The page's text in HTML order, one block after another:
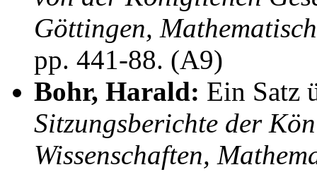
Göttingen,
pp. 441-88. (A9)
Bohr, Harald: Ein Satz
Sitzungsberichte der
Wissenschaften,